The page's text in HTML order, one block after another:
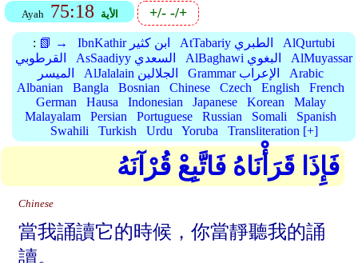
Ayah 75:18 الأية +/--/+
: 📗 → IbnKathir ابن كثير AtTabariy الطبري
AlQurtubi
القرطوبي
AsSaadiyy السعدي AlBaghawi البغوي
AlMuyassar
الميسر
AlJalalain الجلالين Grammar الإعراب
Arabic
Albanian
Bangla Bosnian Chinese Czech English
French
German
Hausa Indonesian Japanese Korean
Malay
Malayalam
Persian Portuguese Russian Somali
Spanish
Swahili
Turkish Urdu Yoruba Transliteration [+]
فَإِذَا قَرَأْنَاهُ فَاتَّبِعْ قُرْآنَهُ
Chinese
當我誦讀它的時候，你當靜聽我的誦
讀。